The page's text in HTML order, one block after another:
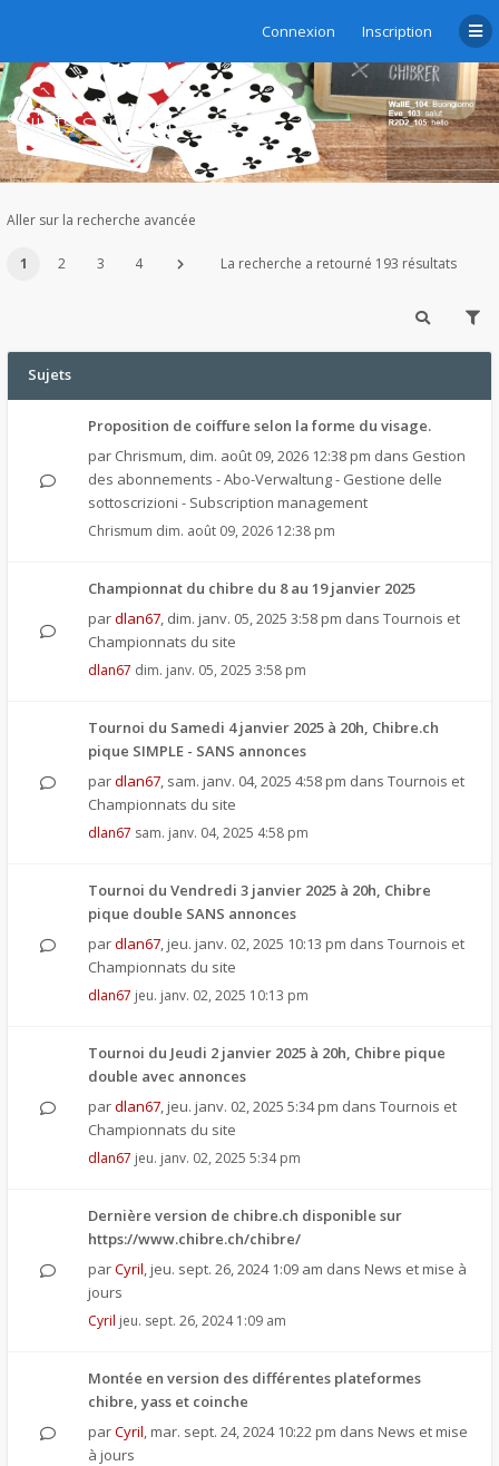
Connexion Inscription
Sujets sans réponse
Aller sur la recherche avancée
1 2 3 4 La recherche a retourné 193 résultats
Sujets
Proposition de coiffure selon la forme du visage.
par Chrismum, dim. août 09, 2026 12:38 pm dans Gestion
des abonnements - Abo-Verwaltung - Gestione delle
sottoscrizioni - Subscription management
Chrismum dim. août 09, 2026 12:38 pm
Championnat du chibre du 8 au 19 janvier 2025
pardlan67, dim. janv. 05, 2025 3:58 pm dans Tournois et
Championnats du site
dlan67 dim. janv. 05, 2025 3:58 pm
Tournoi du Samedi 4 janvier 2025 à 20h, Chibre.ch
pique SIMPLE - SANS annonces
pardlan67, sam. janv. 04, 2025 4:58 pm dans Tournois et
Championnats du site
dlan67 sam. janv. 04, 2025 4:58 pm
Tournoi du Vendredi 3 janvier 2025 à 20h, Chibre
pique double SANS annonces
pardlan67, jeu. janv. 02, 2025 10:13 pm dans Tournois et
Championnats du site
dlan67 jeu. janv. 02, 2025 10:13 pm
Tournoi du Jeudi 2 janvier 2025 à 20h, Chibre pique
double avec annonces
pardlan67, jeu. janv. 02, 2025 5:34 pm dans Tournois et
Championnats du site
dlan67 jeu. janv. 02, 2025 5:34 pm
Dernière version de chibre.ch disponible sur
https://www.chibre.ch/chibre/
parCyril, jeu. sept. 26, 2024 1:09 am dans News et mise à
jours
Cyril jeu. sept. 26, 2024 1:09 am
Montée en version des différentes plateformes
chibre, yass et coinche
parCyril, mar. sept. 24, 2024 10:22 pm dans News et mise
à jours